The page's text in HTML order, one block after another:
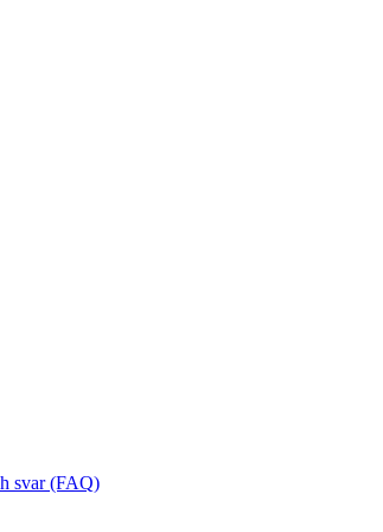
svar (FAQ)